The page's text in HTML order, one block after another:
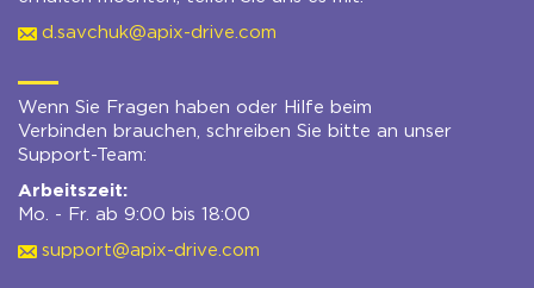
d.savchuk@apix-drive.com
Wenn Sie Fragen haben oder Hilfe beim
Verbinden brauchen, schreiben Sie bitte an unser
Support-Team:
Arbeitszeit:
Mo. - Fr. ab 9:00 bis 18:00
support@apix-drive.com